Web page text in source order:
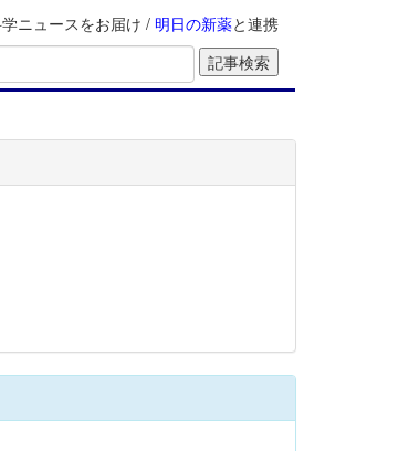
ニュースをお届け / 明日の新薬と連携